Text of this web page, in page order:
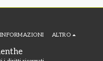
INFORMAZIONI ALTRO